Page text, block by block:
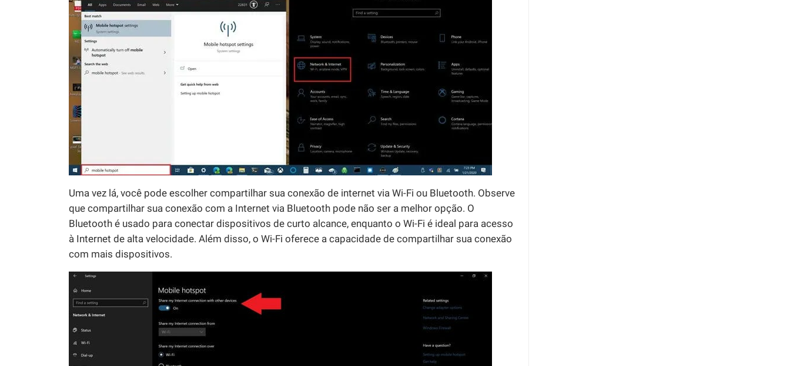
Uma vez lá, você pode escolher compartilhar sua conexão de internet via Wi-Fi ou Bluetooth. Observe
que compartilhar sua conexão com a Internet via Bluetooth pode não ser a melhor opção. O
Bluetooth é usado para conectar dispositivos de curto alcance, enquanto o Wi-Fi é ideal para acesso
à Internet de alta velocidade. Além disso, o Wi-Fi oferece a capacidade de compartilhar sua conexão
com mais dispositivos.